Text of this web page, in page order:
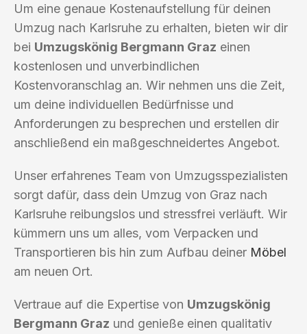
Um eine genaue Kostenaufstellung für deinen
Umzug nach Karlsruhe zu erhalten, bieten wir dir
bei Umzugskönig Bergmann Graz einen
kostenlosen und unverbindlichen
Kostenvoranschlag an. Wir nehmen uns die Zeit,
um deine individuellen Bedürfnisse und
Anforderungen zu besprechen und erstellen dir
anschließend ein maßgeschneidertes Angebot.
Unser erfahrenes Team von Umzugsspezialisten
sorgt dafür, dass dein Umzug von Graz nach
Karlsruhe reibungslos und stressfrei verläuft. Wir
kümmern uns um alles, vom Verpacken und
Transportieren bis hin zum Aufbau deiner Möbel
am neuen Ort.
Vertraue auf die Expertise von Umzugskönig
Bergmann Graz und genieße einen qualitativ